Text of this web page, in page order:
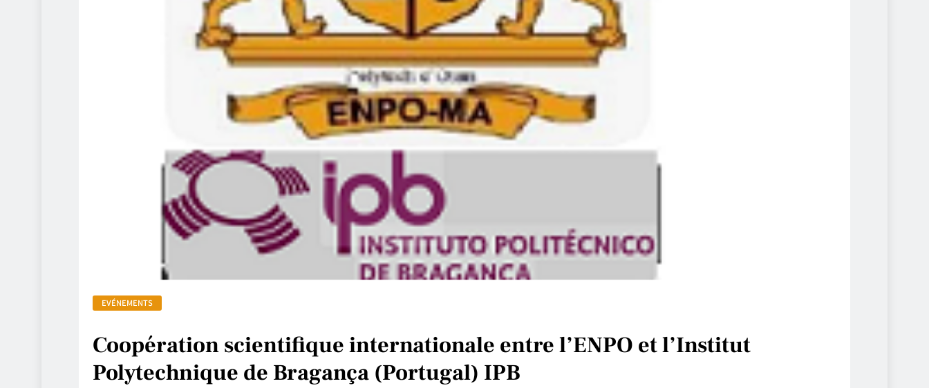
EVÉNEMENTS
Coopération scientifique internationale entre l’ENPO et l’Institut
Polytechnique de Bragança (Portugal) IPB